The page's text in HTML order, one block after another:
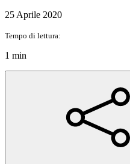
25 Aprile 2020
Tempo di lettura:
1 min